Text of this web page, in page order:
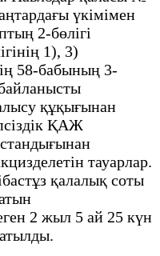
үкімімен
2-бөлігі
1), 3)
58-бабының 3-
құқығынан
ҚАЖ
тауарлар.
қалалық соты
2 жыл 5 ай 25 күн